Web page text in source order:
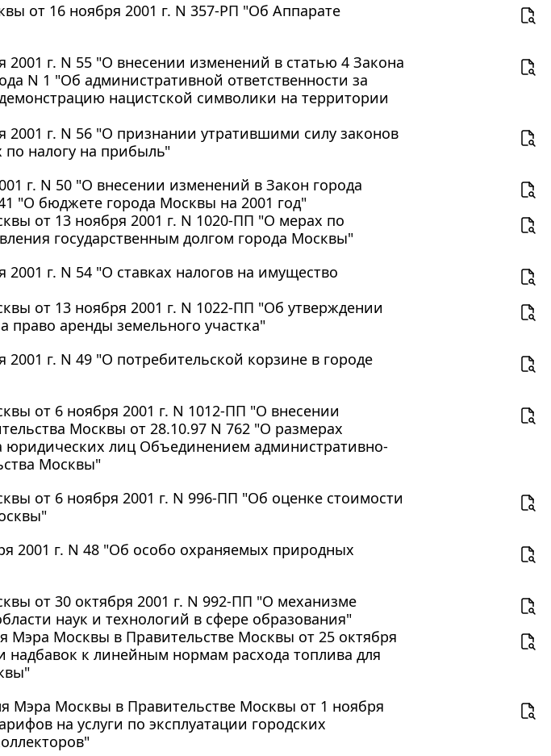
от 16 ноября 2001 г. N 357-РП "Об Аппарате
2001 г. N 55 "О внесении изменений в статью 4 Закона
N 1 "Об административной ответственности за
нацистской символики на территории
2001 г. N 56 "О признании утратившими силу законов
по налогу на прибыль"
г. N 50 "О внесении изменений в Закон города
"О бюджете города Москвы на 2001 год"
от 13 ноября 2001 г. N 1020-ПП "О мерах по
государственным долгом города Москвы"
г. N 54 "О ставках налогов на имущество
от 13 ноября 2001 г. N 1022-ПП "Об утверждении
право аренды земельного участка"
г. N 49 "О потребительской корзине в городе
от 6 ноября 2001 г. N 1012-ПП "О внесении
Москвы от 28.10.97 N 762 "О размерах
лиц Объединением административно-
Москвы"
от 6 ноября 2001 г. N 996-ПП "Об оценке стоимости
2001 г. N 48 "Об особо охраняемых природных
от 30 октября 2001 г. N 992-ПП "О механизме
наук и технологий в сфере образования"
Мэра Москвы в Правительстве Москвы от 25 октября
надбавок к линейным нормам расхода топлива для
Мэра Москвы в Правительстве Москвы от 1 ноября
на услуги по эксплуатации городских